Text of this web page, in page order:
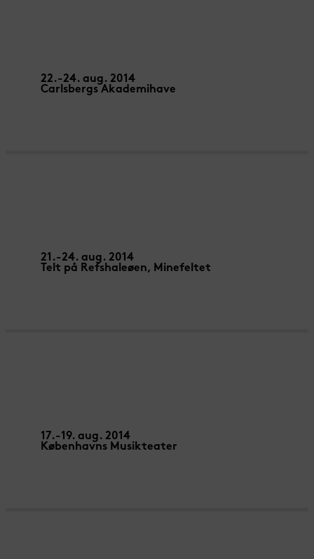
22.-24. aug. 2014
Carlsbergs Akademihave
21.-24. aug. 2014
Telt på Refshaleøen, Minefeltet
17.-19. aug. 2014
Københavns Musikteater